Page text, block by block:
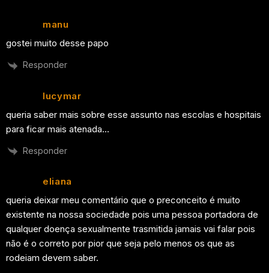
manu
gostei muito desse papo
Responder
lucymar
queria saber mais sobre esse assunto nas escolas e hospitais
para ficar mais atenada…
Responder
eliana
queria deixar meu comentário que o preconceito é muito
existente na nossa sociedade pois uma pessoa portadora de
qualquer doença sexualmente trasmitida jamais vai falar pois
não é o correto por pior que seja pelo menos os que as
rodeiam devem saber.